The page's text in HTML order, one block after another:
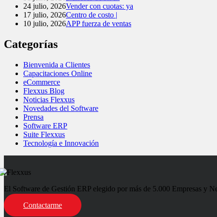
24 julio, 2026Vender con cuotas: ya
17 julio, 2026Centro de costo |
10 julio, 2026APP fuerza de ventas
Categorías
Bienvenida a Clientes
Capacitaciones Online
eCommerce
Flexxus Blog
Noticias Flexxus
Novedades del Software
Prensa
Software ERP
Suite Flexxus
Tecnología e Innovación
El Software de Gestión ERP elegido por más de 5.000 Empresas y
Contactarme